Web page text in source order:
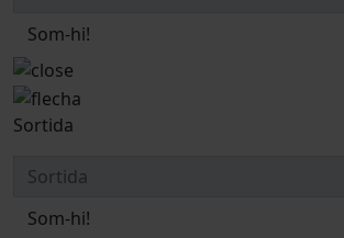
Som-hi!
Sortida
Som-hi!